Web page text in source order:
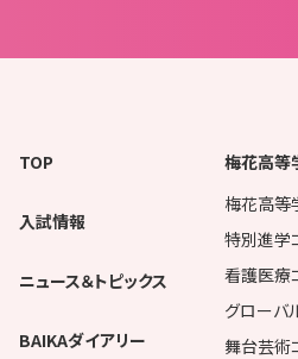
TOP
入試情報
ニュース＆トピックス
BAIKAダイアリー
梅花高等
梅花高等
特別進学
看護医療
グローバ
舞台芸術